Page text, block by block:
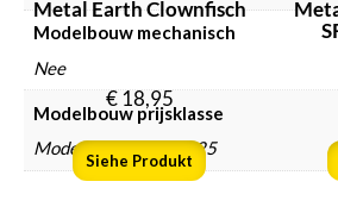
Modelbouw mechanisch
Nee
Modelbouw prijsklasse
Modelbouw € 10 – € 25
Metal Earth Clownfisch
€18,95
Siehe Produkt